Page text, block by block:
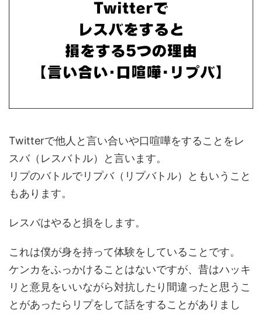
Twitterで他人と言い合いや口喧嘩をすることをレ
スバ（レスバトル）と言います。
リプのバトルでリプバ（リプバトル）ともいうこと
もあります。
レスバはやると損をします。
これは僕が身を持って体験をしていることです。
ケンカをふっかけることはないですが、昔はハッキ
リと意見をいいながら対抗したり間違ったと思うこ
とがあったらリプをして話をすることがありまし